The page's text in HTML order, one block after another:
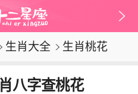
生肖大全 生肖桃花
八字查桃花